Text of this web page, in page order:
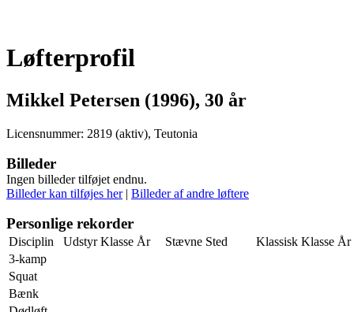
Løfterprofil
Mikkel Petersen (1996), 30 år
Licensnummer: 2819 (aktiv), Teutonia
Billeder
Ingen billeder tilføjet endnu.
Billeder kan tilføjes her| Billeder af andre løftere
Personlige rekorder
Disciplin Udstyr Klasse År Stævne Sted Klassisk Klasse År
3-kamp
Squat
Bænk